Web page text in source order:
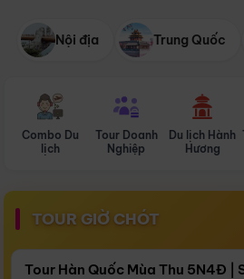
Nội địa Trung Quốc
Combo Du
lịch
Tour Doanh
Nghiệp
Du lịch Hành
Hương
TOUR GIỜ CHÓT
Còn15 ngày 17:22:47
Tour Hàn Quốc Mùa Thu 5N4Đ |